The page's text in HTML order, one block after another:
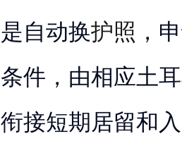
是自动换护照 ，
条件，由相应土
衔接短期居留和